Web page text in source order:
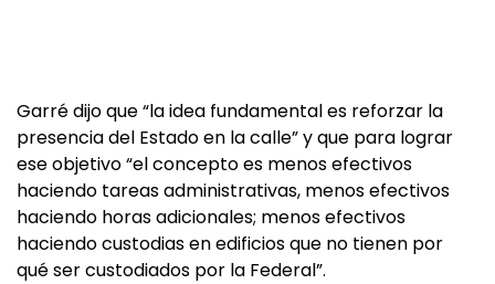
Garré dijo que “la idea fundamental es reforzar la
presencia del Estado en la calle” y que para lograr
ese objetivo “el concepto es menos efectivos
haciendo tareas administrativas, menos efectivos
haciendo horas adicionales; menos efectivos
haciendo custodias en edificios que no tienen por
qué ser custodiados por la Federal”.